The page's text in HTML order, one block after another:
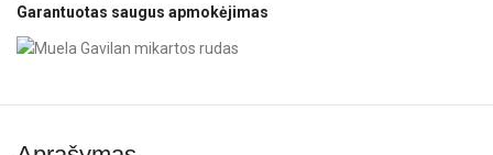
Garantuotas saugus apmokėjimas